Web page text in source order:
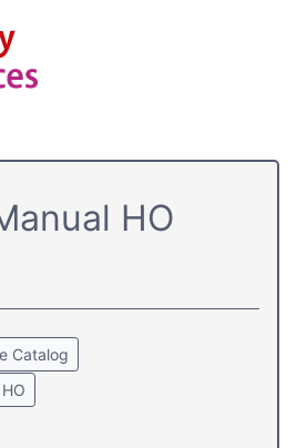
HO
Catalog